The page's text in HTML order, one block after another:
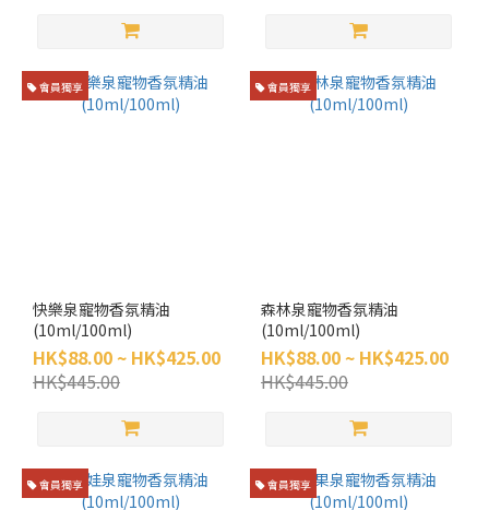
會員獨享
快樂泉寵物香氛精油
(10ml/100ml)
HK$88.00 ~ HK$425.00
HK$445.00
會員獨享
森林泉寵物香氛精油
(10ml/100ml)
HK$88.00 ~ HK$425.00
HK$445.00
會員獨享 會員獨享